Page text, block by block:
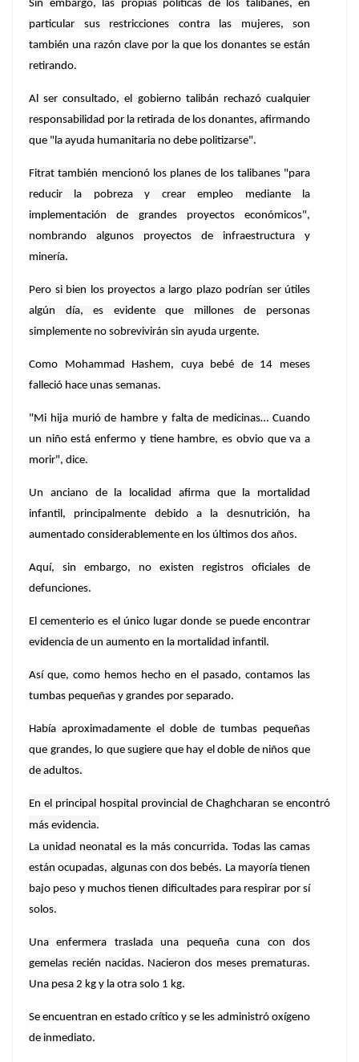
Sin embargo, las propias políticas de los talibanes, en
particular sus restricciones contra las mujeres, son
también una razón clave por la que los donantes se están
retirando.
Al ser consultado, el gobierno talibán rechazó cualquier
responsabilidad por la retirada de los donantes, afirmando
que "la ayuda humanitaria no debe politizarse".
Fitrat también mencionó los planes de los talibanes "para
reducir la pobreza y crear empleo mediante la
implementación de grandes proyectos económicos",
nombrando algunos proyectos de infraestructura y
minería.
Pero si bien los proyectos a largo plazo podrían ser útiles
algún día, es evidente que millones de personas
simplemente no sobrevivirán sin ayuda urgente.
Como Mohammad Hashem, cuya bebé de 14 meses
falleció hace unas semanas.
"Mi hija murió de hambre y falta de medicinas… Cuando
un niño está enfermo y tiene hambre, es obvio que va a
morir", dice.
Un anciano de la localidad afirma que la mortalidad
infantil, principalmente debido a la desnutrición, ha
aumentado considerablemente en los últimos dos años.
Aquí, sin embargo, no existen registros oficiales de
defunciones.
El cementerio es el único lugar donde se puede encontrar
evidencia de un aumento en la mortalidad infantil.
Así que, como hemos hecho en el pasado, contamos las
tumbas pequeñas y grandes por separado.
Había aproximadamente el doble de tumbas pequeñas
que grandes, lo que sugiere que hay el doble de niños que
de adultos.
En el principal hospital provincial de Chaghcharan se encontró
más evidencia.
La unidad neonatal es la más concurrida. Todas las camas
están ocupadas, algunas con dos bebés. La mayoría tienen
bajo peso y muchos tienen dificultades para respirar por sí
solos.
Una enfermera traslada una pequeña cuna con dos
gemelas recién nacidas. Nacieron dos meses prematuras.
Una pesa 2 kg y la otra solo 1 kg.
Se encuentran en estado crítico y se les administró oxígeno
de inmediato.